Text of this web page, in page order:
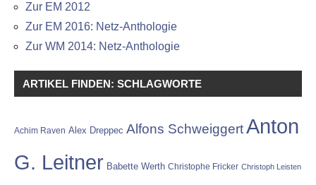
Zur EM 2012
Zur EM 2016: Netz-Anthologie
Zur WM 2014: Netz-Anthologie
ARTIKEL FINDEN: SCHLAGWORTE
Achim Raven Alex Dreppec Alfons SchweiggertAnton
G. Leitner Babette Werth Christophe Fricker Christoph Leisten